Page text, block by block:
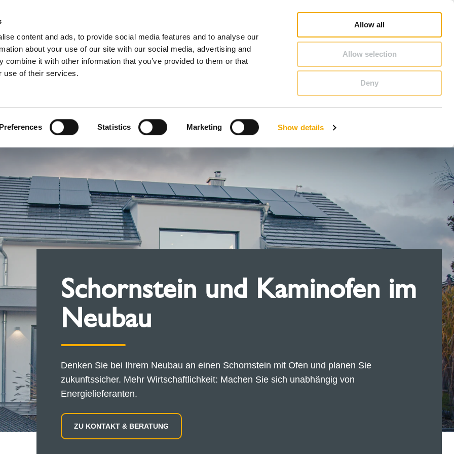
content and ads, to provide social media features and to analyse our
about your use of our site with our social media, advertising and
combine it with other information that you’ve provided to them or that
use of their services.
Preferences Statistics Marketing Show details
Allow all
Allow selection
Deny
Deutschland
Dänemark
Rumänien
Slowakei
Slowenien
Ungarn Österreich
Für Profis
Schornstein und Kaminofen im
Neubau
Denken Sie bei Ihrem Neubau an einen Schornstein mit Ofen und planen Sie
zukunftssicher. Mehr Wirtschaftlichkeit: Machen Sie sich unabhängig von
Energielieferanten.
ZU KONTAKT & BERATUNG